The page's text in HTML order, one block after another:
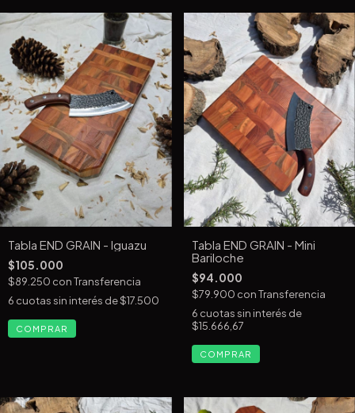
Tabla END GRAIN - Iguazu
$105.000
$89.250 conTransferencia
6 cuotas sin interés de$17.500
Tabla END GRAIN - Mini
Bariloche
$94.000
$79.900 conTransferencia
6 cuotas sin interés de
$15.666,67